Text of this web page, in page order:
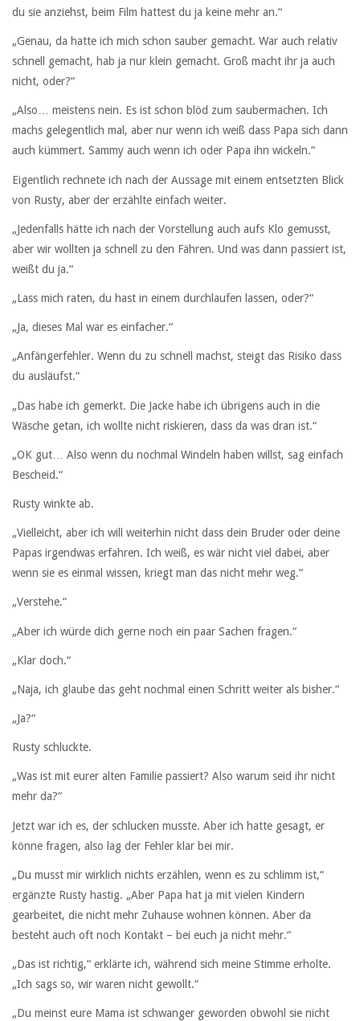
du sie anziehst, beim Film hattest du ja keine mehr an.“
„Genau, da hatte ich mich schon sauber gemacht. War auch relativ
schnell gemacht, hab ja nur klein gemacht. Groß macht ihr ja auch
nicht, oder?“
„Also… meistens nein. Es ist schon blöd zum saubermachen. Ich
machs gelegentlich mal, aber nur wenn ich weiß dass Papa sich dann
auch kümmert. Sammy auch wenn ich oder Papa ihn wickeln.“
Eigentlich rechnete ich nach der Aussage mit einem entsetzten Blick
von Rusty, aber der erzählte einfach weiter.
„Jedenfalls hätte ich nach der Vorstellung auch aufs Klo gemusst,
aber wir wollten ja schnell zu den Fähren. Und was dann passiert ist,
weißt du ja.“
„Lass mich raten, du hast in einem durchlaufen lassen, oder?“
„Ja, dieses Mal war es einfacher.“
„Anfängerfehler. Wenn du zu schnell machst, steigt das Risiko dass
du ausläufst.“
„Das habe ich gemerkt. Die Jacke habe ich übrigens auch in die
Wäsche getan, ich wollte nicht riskieren, dass da was dran ist.“
„OK gut… Also wenn du nochmal Windeln haben willst, sag einfach
Bescheid.“
Rusty winkte ab.
„Vielleicht, aber ich will weiterhin nicht dass dein Bruder oder deine
Papas irgendwas erfahren. Ich weiß, es wär nicht viel dabei, aber
wenn sie es einmal wissen, kriegt man das nicht mehr weg.“
„Verstehe.“
„Aber ich würde dich gerne noch ein paar Sachen fragen.“
„Klar doch.“
„Naja, ich glaube das geht nochmal einen Schritt weiter als bisher.“
„Ja?“
Rusty schluckte.
„Was ist mit eurer alten Familie passiert? Also warum seid ihr nicht
mehr da?“
Jetzt war ich es, der schlucken musste. Aber ich hatte gesagt, er
könne fragen, also lag der Fehler klar bei mir.
„Du musst mir wirklich nichts erzählen, wenn es zu schlimm ist,“
ergänzte Rusty hastig. „Aber Papa hat ja mit vielen Kindern
gearbeitet, die nicht mehr Zuhause wohnen können. Aber da
besteht auch oft noch Kontakt – bei euch ja nicht mehr.“
„Das ist richtig,“ erklärte ich, während sich meine Stimme erholte.
„Ich sags so, wir waren nicht gewollt.“
„Du meinst eure Mama ist schwanger geworden obwohl sie nicht